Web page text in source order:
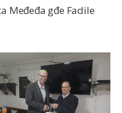
Međeđa gđe Fadile